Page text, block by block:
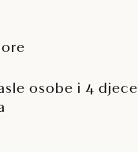
osobe i 4 djece